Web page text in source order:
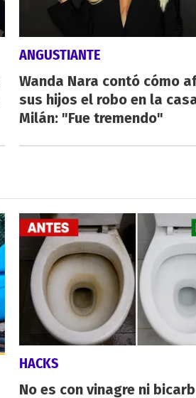
ANGUSTIANTE
Wanda Nara contó cómo
sus hijos el robo en la
Milán: "Fue tremendo"
HACKS
No es con vinagre ni